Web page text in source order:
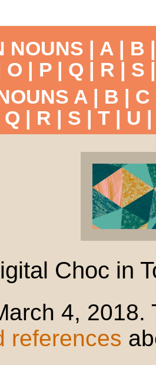
NOUNS | A | B
O | P | Q | R | S
A | B | C
Q | R | S | T| U
Choc in
4, 2018.
references